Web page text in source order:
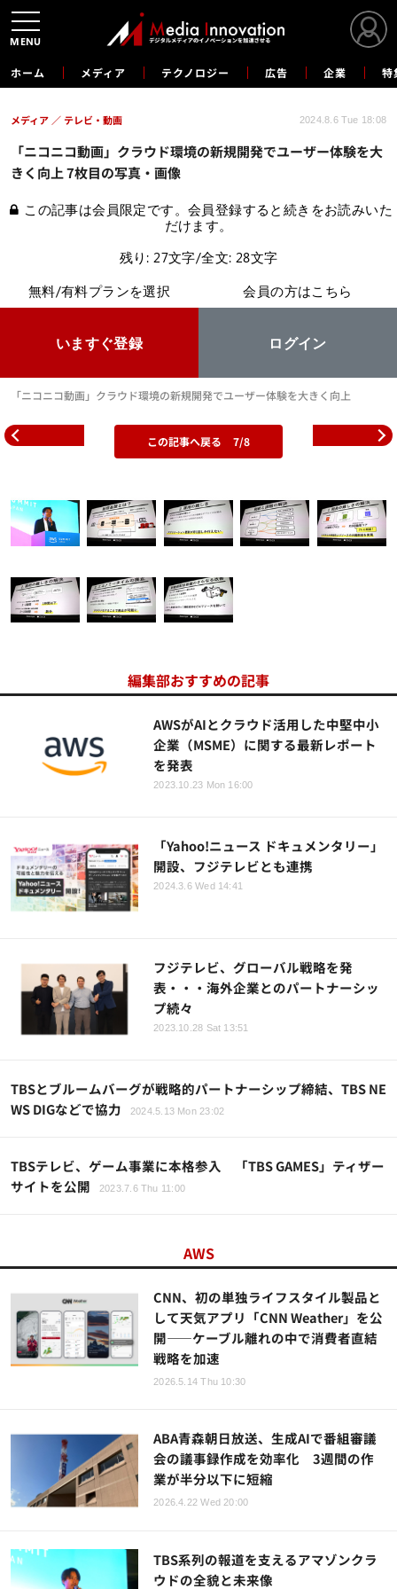
ホーム メディア テクノロジー 広告 企業 特
「ニコニコ動画」クラウド環境の新規開発でユーザー体験を大
きく向上 7枚目の写真・画像
メディア テレビ・動画 2024.8.6 Tue 18:08
この記事は会員限定です。会員登録すると続きをお読みいた
だけます。
残り: 27文字/全文: 28文字
無料/有料プランを選択
いますぐ登録
会員の方はこちら
ログイン
「ニコニコ動画」クラウド環境の新規開発でユーザー体験を大きく向上
この記事へ戻る 7/8
編集部おすすめの記事
AWSがAIとクラウド活用した中堅中小
企業（MSME）に関する最新レポート
を発表
2023.10.23 Mon 16:00
「Yahoo!ニュース ドキュメンタリー」
開設、フジテレビとも連携
2024.3.6 Wed 14:41
フジテレビ、グローバル戦略を発
表・・・海外企業とのパートナーシッ
プ続々
2023.10.28 Sat 13:51
TBSとブルームバーグが戦略的パートナーシップ締結、TBS NE
WS DIGなどで協力
2024.5.13 Mon 23:02
TBSテレビ、ゲーム事業に本格参入 「TBS GAMES」ティザー
サイトを公開
2023.7.6 Thu 11:00
AWS
CNN、初の単独ライフスタイル製品と
して天気アプリ「CNN Weather」を公
開――ケーブル離れの中で消費者直結
戦略を加速
2026.5.14 Thu 10:30
ABA青森朝日放送、生成AIで番組審議
会の議事録作成を効率化 3週間の作
業が半分以下に短縮
2026.4.22 Wed 20:00
TBS系列の報道を支えるアマゾンクラ
ウドの全貌と未来像
MENU